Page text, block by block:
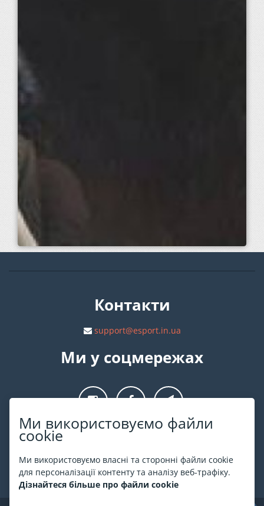
Ми використовуємо файли
cookie
Ми використовуємо власні та сторонні файли cookie
для персоналізації контенту та аналізу веб-трафіку.
Дізнайтеся більше про файли cookie
Контакти
support@esport.in.ua
Ми у соцмережах
Про ESPORT .in.ua
На ESPORT.in.ua представлена афіша Києва та інших міст
України. Всі квитки продаються офіційно. Ми працюємо
безпосередньо з касами.